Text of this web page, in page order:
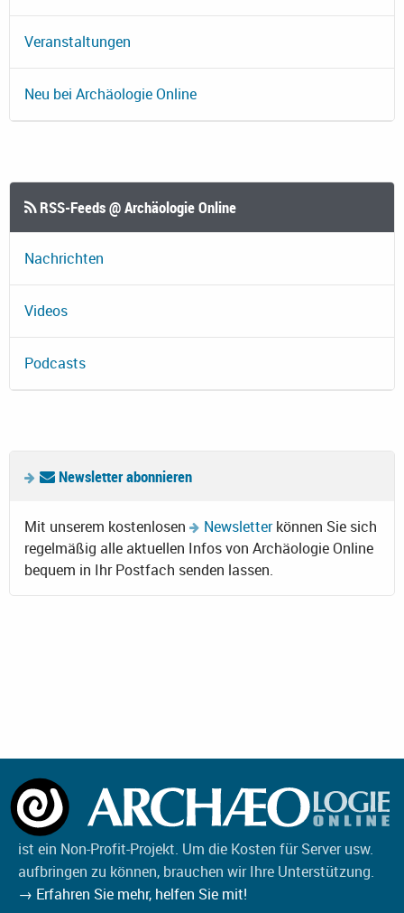
Veranstaltungen
Neu bei Archäologie Online
RSS-Feeds @ Archäologie Online
Nachrichten
Videos
Podcasts
Newsletter abonnieren
Mit unserem kostenlosen Newsletterkönnen Sie sich
regelmäßig alle aktuellen Infos von Archäologie Online
bequem in Ihr Postfach senden lassen.
ist ein Non-Profit-Projekt. Um die Kosten für Server usw.
aufbringen zu können, brauchen wir Ihre Unterstützung.
→ Erfahren Sie mehr, helfen Sie mit!